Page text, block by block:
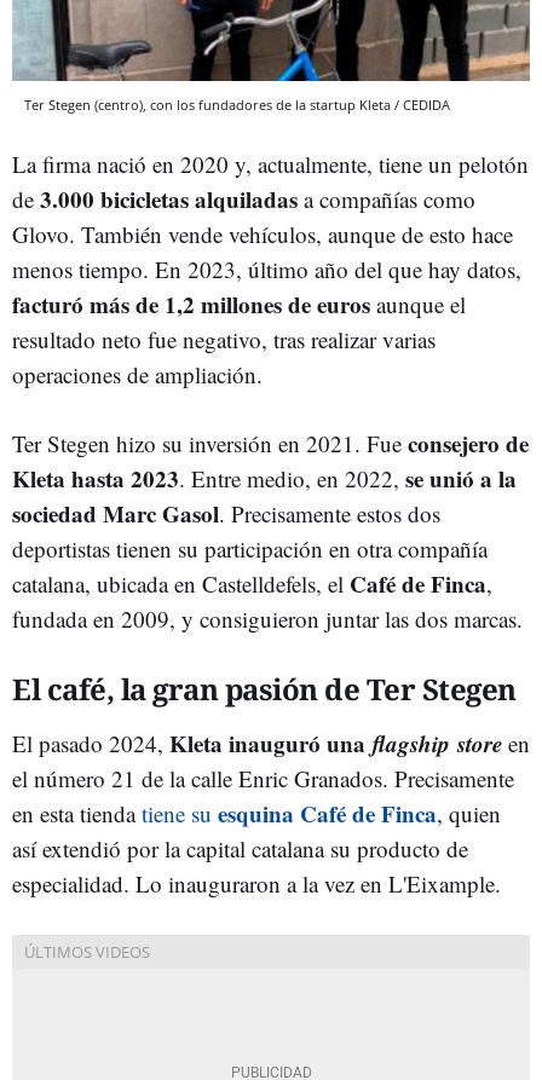
Ter Stegen (centro), con los fundadores de la startup Kleta / CEDIDA
La firma nació en 2020 y, actualmente, tiene un pelotón
de 3.000 bicicletas alquiladas a compañías como
Glovo. También vende vehículos, aunque de esto hace
menos tiempo. En 2023, último año del que hay datos,
facturó más de 1,2 millones de euros aunque el
resultado neto fue negativo, tras realizar varias
operaciones de ampliación.
Ter Stegen hizo su inversión en 2021. Fue consejero de
Kleta hasta 2023. Entre medio, en 2022, se unió a la
sociedad Marc Gasol. Precisamente estos dos
deportistas tienen su participación en otra compañía
catalana, ubicada en Castelldefels, el Café de Finca,
fundada en 2009, y consiguieron juntar las dos marcas.
El café, la gran pasión de Ter Stegen
El pasado 2024, Kleta inauguró una flagship store en
el número 21 de la calle Enric Granados. Precisamente
en esta tiendatiene su esquina Café de Finca, quien
así extendió por la capital catalana su producto de
especialidad. Lo inauguraron a la vez en L'Eixample.